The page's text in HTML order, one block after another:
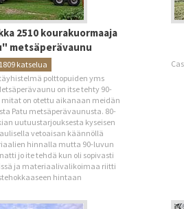
2510 kourakuormaaja
metsäperävaunu
1809 katselua
polttopuiden yms
on itse tehty 90-
on otettu aikanaan meidän
Patu metsäperävaunusta. 80-
uutuustarjouksesta kyseisen
vetoaisan käännöllä
hinnalla mutta 90-luvun
jo ite tehdä kun oli sopivasti
ja materiaalivalikoimaa riitti
hintaan